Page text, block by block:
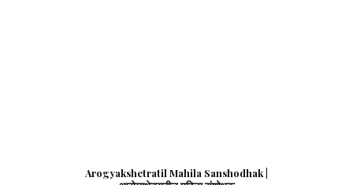
Arogyakshetratil Mahila Sanshodhak |